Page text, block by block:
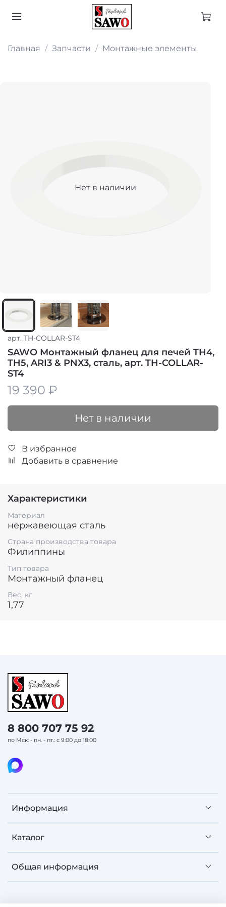
Главная Запчасти Монтажные элементы
Нет в наличии
арт. TH-COLLAR-ST4
SAWO Монтажный фланец для печей TH4,
TH5, ARI3 & PNX3, сталь, арт. TH-COLLAR-
ST4
19 390 ₽
Нет в наличии
В избранное
Добавить в сравнение
Характеристики
Материал
нержавеющая сталь
Страна производства товара
Филиппины
Тип товара
Монтажный фланец
Вес, кг
1,77
Информация
Каталог
Общая информация
8 800 707 75 92
по Мск: - пн. - пт.: с 9:00 до 18:00